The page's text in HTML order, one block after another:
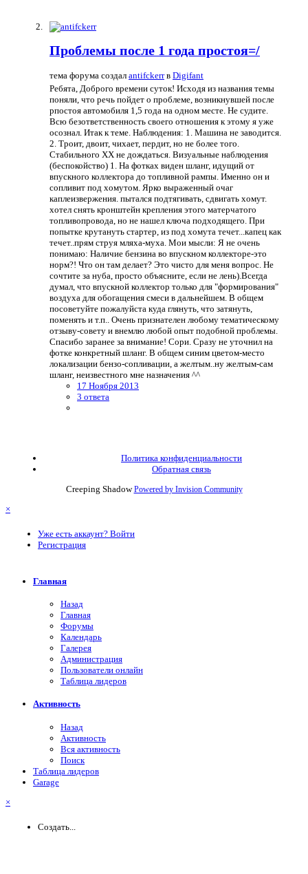
Проблемы после 1 года простоя=/
тема форума создал antifckerrв Digifant
Ребята, Доброго времени суток! Исходя из названия темы
поняли, что речь пойдет о проблеме, возникнувшей после
рпостоя автомобиля 1,5 года на одном месте. Не судите.
Всю безответственность своего отношения к этому я уже
осознал. Итак к теме. Наблюдения: 1. Машина не заводится.
2. Троит, двоит, чихает, пердит, но не более того.
Стабильного ХХ не дождаться. Визуальные наблюдения
(беспокойство) 1. На фотках виден шланг, идущий от
впускного коллектора до топливной рампы. Именно он и
сопливит под хомутом. Ярко выраженный очаг
каплеизвержения. пытался подтягивать, сдвигать хомут.
хотел снять кронштейн крепления этого матерчатого
топливопровода, но не нашел ключа подходящего. При
попытке крутануть стартер, из под хомута течет...капец как
течет..прям струя мляха-муха. Мои мысли: Я не очень
понимаю: Наличие бензина во впускном коллекторе-это
норм?! Что он там делает? Это чисто для меня вопрос. Не
сочтите за нуба, просто объясните, если не лень).Всегда
думал, что впускной коллектор только для "формирования"
воздуха для обогащения смеси в дальнейшем. В общем
посоветуйте пожалуйста куда глянуть, что затянуть,
поменять и т.п.. Очень признателен любому тематическому
отзыву-совету и внемлю любой опыт подобной проблемы.
Спасибо заранее за внимание! Сори. Сразу не уточнил на
фотке конкретный шланг. В общем синим цветом-место
локализации бензо-сопливации, а желтым..ну желтым-сам
шланг, неизвестного мне назначения ^^
17 Ноября 2013
3 ответа
Политика конфиденциальности
Обратная связь
Creeping Shadow Powered by Invision Community
×
Уже есть аккаунт? Войти
Регистрация
Главная
Назад
Главная
Форумы
Календарь
Галерея
Администрация
Пользователи онлайн
Таблица лидеров
Активность
Назад
Активность
Вся активность
Поиск
Таблица лидеров
Garage
×
Создать...